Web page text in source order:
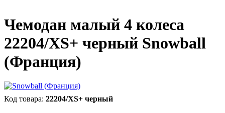
Чемодан малый 4 колеса
22204/XS+ черный Snowball
(Франция)
22204/XS+ черный